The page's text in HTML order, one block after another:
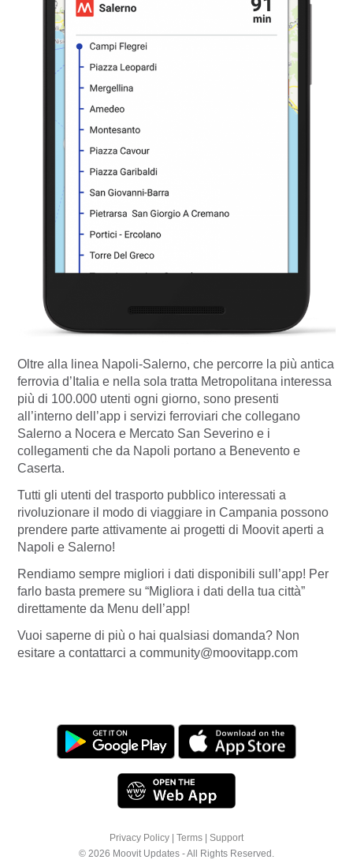
Oltre alla linea Napoli-Salerno, che percorre la più antica
ferrovia d’Italia e nella sola tratta Metropolitana interessa
più di 100.000 utenti ogni giorno, sono presenti
all’interno dell’app i servizi ferroviari che collegano
Salerno a Nocera e Mercato San Severino e i
collegamenti che da Napoli portano a Benevento e
Caserta.
Tutti gli utenti del trasporto pubblico interessati a
rivoluzionare il modo di viaggiare in Campania possono
prendere parte attivamente ai progetti di Moovit aperti a
Napoli e Salerno!
Rendiamo sempre migliori i dati disponibili sull’app! Per
farlo basta premere su “Migliora i dati della tua città”
direttamente da Menu dell’app!
Vuoi saperne di più o hai qualsiasi domanda? Non
esitare a contattarci a community@moovitapp.com
Privacy Policy | Terms | Support
© 2026 Moovit Updates - All Rights Reserved.
We use cookies to offer you a better browsing